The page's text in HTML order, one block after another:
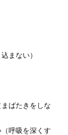
まない）
ばたきをしな
呼吸を深くす